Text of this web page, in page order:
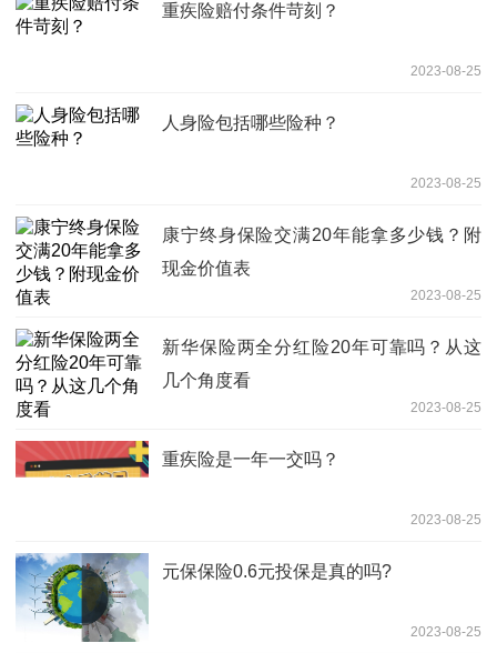
重疾险赔付条件苛刻？
2023-08-25
人身险包括哪些险种？
2023-08-25
康宁终身保险交满20年能拿多少钱？附
现金价值表
2023-08-25
新华保险两全分红险20年可靠吗？从这
几个角度看
2023-08-25
重疾险是一年一交吗？
2023-08-25
元保保险0.6元投保是真的吗?
2023-08-25